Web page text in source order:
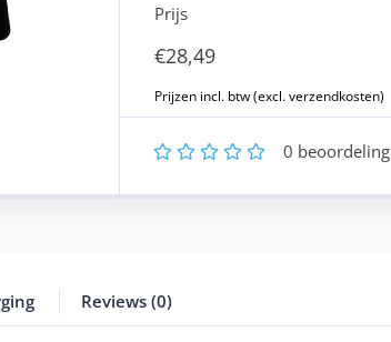
Prijs
€28,49
5
4
3
2 0 beoordeling
Reviews (0)